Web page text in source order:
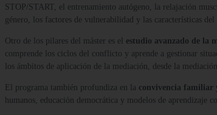
STOP/START, el entrenamiento autógeno, la relajación
género, los factores de vulnerabilidad y las características
Otro de los pilares del máster es el estudio avanzado de la
comprende los ciclos del conflicto y aprende a gestionar
los ámbitos de aplicación de la mediación, desde la
El programa también profundiza en la convivencia familiar
humanos, educación democrática y modelos de